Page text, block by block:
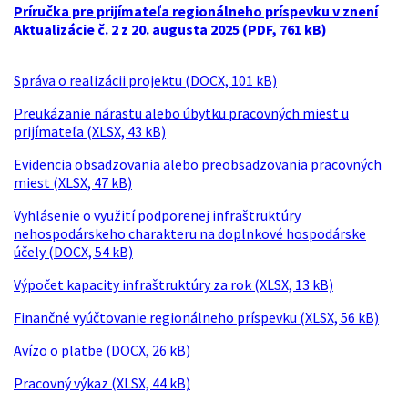
Príručka pre prijímateľa regionálneho príspevku v znení
Aktualizácie č. 2 z 20. augusta 2025 (PDF, 761 kB)
Správa o realizácii projektu (DOCX, 101 kB)
Preukázanie nárastu alebo úbytku pracovných miest u
prijímateľa (XLSX, 43 kB)
Evidencia obsadzovania alebo preobsadzovania pracovných
miest (XLSX, 47 kB)
Vyhlásenie o využití podporenej infraštruktúry
nehospodárskeho charakteru na doplnkové hospodárske
účely (DOCX, 54 kB)
Výpočet kapacity infraštruktúry za rok (XLSX, 13 kB)
Finančné vyúčtovanie regionálneho príspevku (XLSX, 56 kB)
Avízo o platbe (DOCX, 26 kB)
Pracovný výkaz (XLSX, 44 kB)